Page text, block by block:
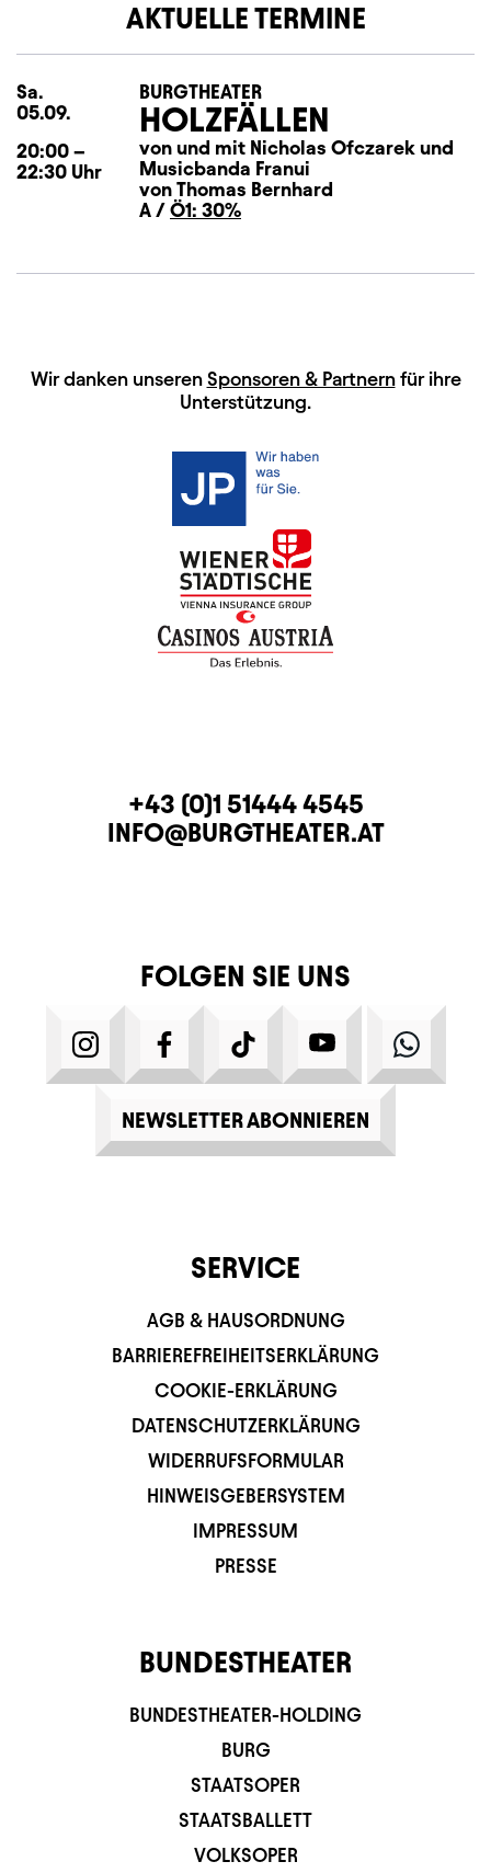
AKTUELLE TERMINE
Sa.
05.09.
20:00 –
22:30 Uhr
BURGTHEATER
HOLZFÄLLEN
von und mit Nicholas Ofczarek und
Musicbanda Franui
von Thomas Bernhard
A / Ö1: 30%
HAUPTSPONSOREN
Wir danken unseren Sponsoren & Partnernfür ihre
Unterstützung.
KONTAKTTELEFON
+43 (0)1 51444 4545
E-MAIL
INFO@BURGTHEATER.AT
FOLGEN SIE UNS
INSTAGRAMFACEBOOKTIKTOK YOUTUBE
NEWSLETTER ABONNIEREN
SERVICE
AGB & HAUSORDNUNG
BARRIEREFREIHEITSERKLÄRUNG
COOKIE-ERKLÄRUNG
DATENSCHUTZERKLÄRUNG
WIDERRUFSFORMULAR
HINWEISGEBERSYSTEM
IMPRESSUM
PRESSE
BUNDESTHEATER
BUNDESTHEATER-HOLDING
BURG
STAATSOPER
STAATSBALLETT
VOLKSOPER